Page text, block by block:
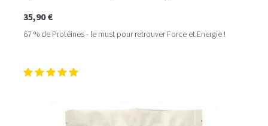
35,90 €
67 % de Protéines - le must pour retrouver Force et Energie !